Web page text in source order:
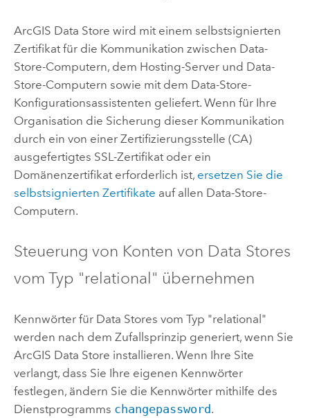
ArcGIS Data Store wird mit einem selbstsignierten
Zertifikat für die Kommunikation zwischen Data-
Store-Computern, dem Hosting-Server und Data-
Store-Computern sowie mit dem Data-Store-
Konfigurationsassistenten geliefert. Wenn für Ihre
Organisation die Sicherung dieser Kommunikation
durch ein von einer Zertifizierungsstelle (CA)
ausgefertigtes SSL-Zertifikat oder ein
Domänenzertifikat erforderlich ist, ersetzen Sie die
selbstsignierten Zertifikate auf allen Data-Store-
Computern.
Steuerung von Konten von Data Stores
vom Typ "relational" übernehmen
Kennwörter für Data Stores vom Typ "relational"
werden nach dem Zufallsprinzip generiert, wenn Sie
ArcGIS Data Store installieren. Wenn Ihre Site
verlangt, dass Sie Ihre eigenen Kennwörter
festlegen, ändern Sie die Kennwörter mithilfe des
Dienstprogramms changepassword.